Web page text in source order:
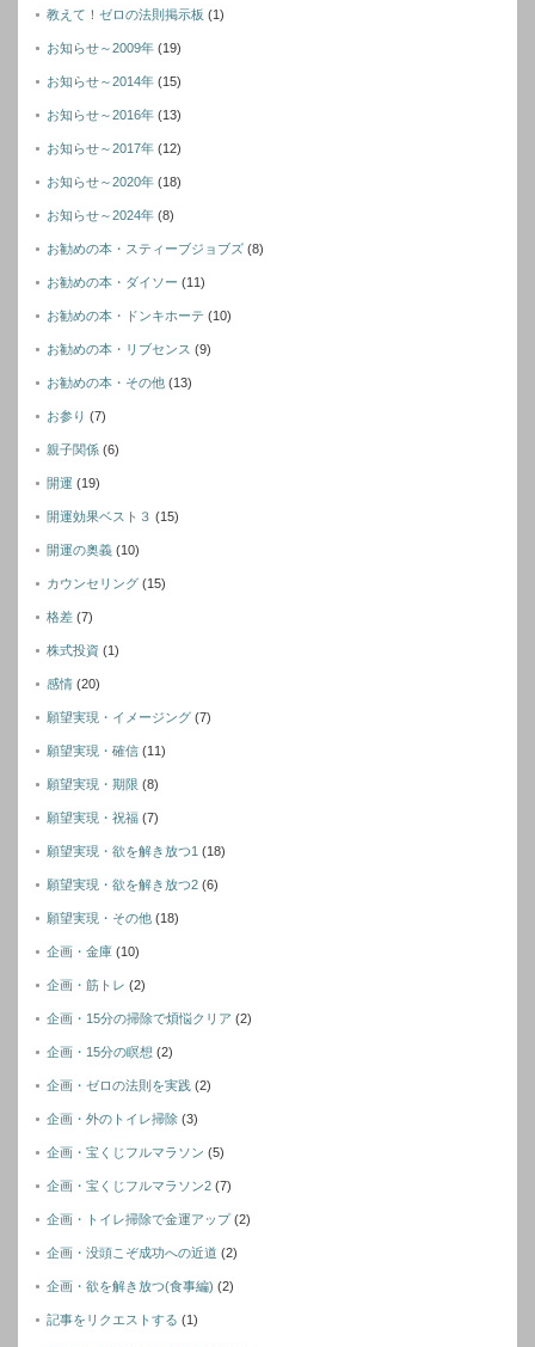
教えて！ゼロの法則掲示板 (1)
お知らせ～2009年 (19)
お知らせ～2014年 (15)
お知らせ～2016年 (13)
お知らせ～2017年 (12)
お知らせ～2020年 (18)
お知らせ～2024年 (8)
お勧めの本・スティーブジョブズ (8)
お勧めの本・ダイソー (11)
お勧めの本・ドンキホーテ (10)
お勧めの本・リブセンス (9)
お勧めの本・その他 (13)
お参り (7)
親子関係 (6)
開運 (19)
開運効果ベスト３ (15)
開運の奥義 (10)
カウンセリング (15)
格差 (7)
株式投資 (1)
感情 (20)
願望実現・イメージング (7)
願望実現・確信 (11)
願望実現・期限 (8)
願望実現・祝福 (7)
願望実現・欲を解き放つ1 (18)
願望実現・欲を解き放つ2 (6)
願望実現・その他 (18)
企画・金庫 (10)
企画・筋トレ (2)
企画・15分の掃除で煩悩クリア (2)
企画・15分の瞑想 (2)
企画・ゼロの法則を実践 (2)
企画・外のトイレ掃除 (3)
企画・宝くじフルマラソン (5)
企画・宝くじフルマラソン2 (7)
企画・トイレ掃除で金運アップ (2)
企画・没頭こぞ成功への近道 (2)
企画・欲を解き放つ(食事編) (2)
記事をリクエストする (1)